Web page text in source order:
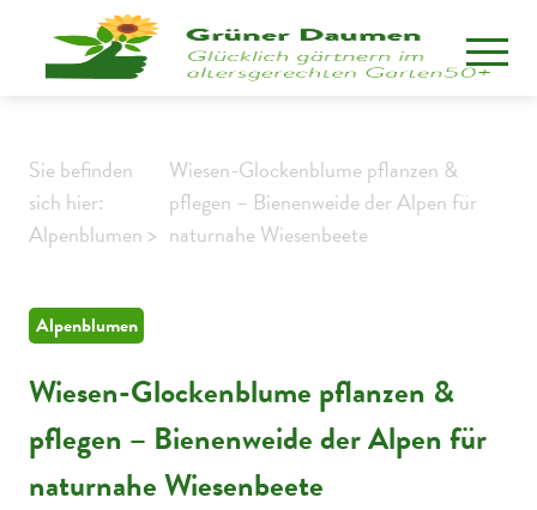
Sie befinden
sich hier:
Alpenblumen >
Wiesen-Glockenblume pflanzen &
pflegen – Bienenweide der Alpen für
naturnahe Wiesenbeete
Alpenblumen
Wiesen-Glockenblume pflanzen &
pflegen – Bienenweide der Alpen für
naturnahe Wiesenbeete